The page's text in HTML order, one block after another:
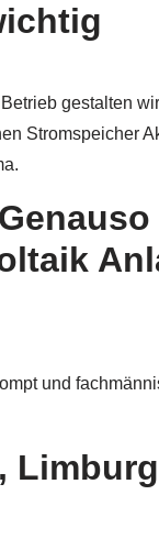
gestalten
Stromspeicher
und